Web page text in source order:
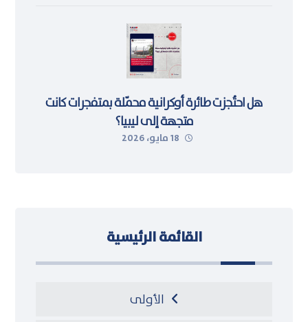
هل احتُجزت طائرة أوكرانية محمّلة بمتفجرات كانت
متجهة إلى ليبيا؟
18 مايو، 2026
القائمة الرئيسية
الأولى